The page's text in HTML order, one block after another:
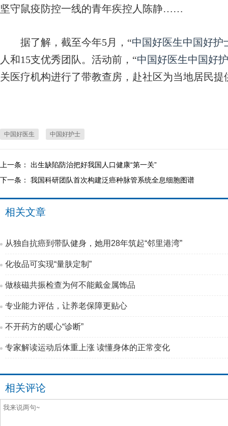
坚守鼠疫防控一线的青年疾控人陈静……
据了解，截至今年5月，“中国好医生中国好护
人和15支优秀团队。活动前，“中国好医生中国好
关医疗机构进行了带教查房，赴社区为当地居民
中国好医生 中国好护士
上一条： 出生缺陷防治把好我国人口健康“第一关”
下一条： 我国科研团队首次构建泛癌种脉管系统全息细胞图谱
相关文章
从独自抗癌到带队健身，她用28年筑起“邻里港湾”
化妆品可实现“量肤定制”
做核磁共振检查为何不能戴金属饰品
专业能力评估，让养老保障更贴心
不开药方的暖心“诊断”
专家解读运动后体重上涨 读懂身体的正常变化
相关评论